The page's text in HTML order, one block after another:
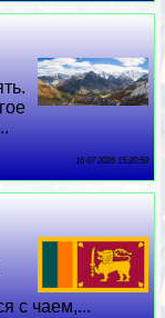
16 07 2026 15:20:59
с чаем,...